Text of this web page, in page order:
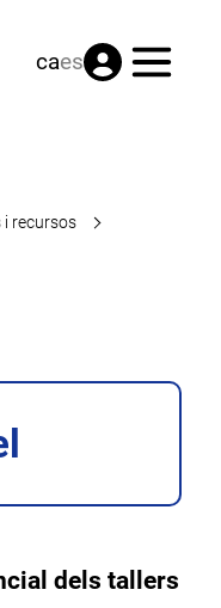
caes Menú
i recursos
dels tallers